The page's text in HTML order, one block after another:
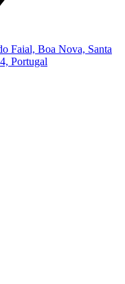
Faial, Boa Nova, Santa
Portugal